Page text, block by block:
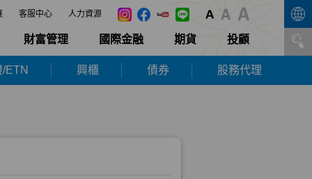
客服中心 人力資源
財富管理 國際金融 期貨 投顧
ETN 興櫃 債券 股務代理